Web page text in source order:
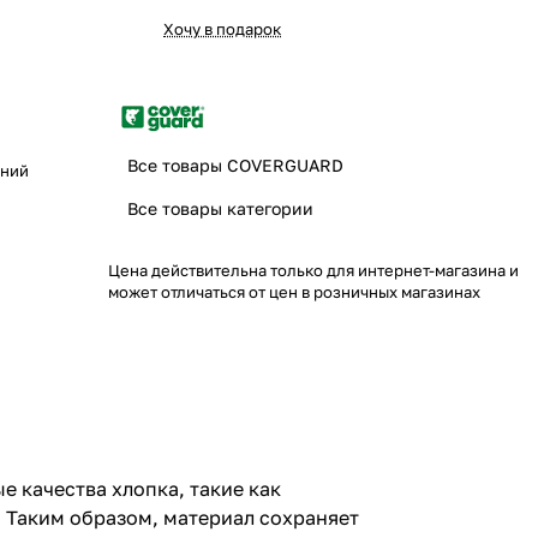
Хочу в подарок
Все товары COVERGUARD
Все товары категории
Цена действительна только для интернет-магазина и
может отличаться от цен в розничных магазинах
качества хлопка, такие как
образом, материал сохраняет